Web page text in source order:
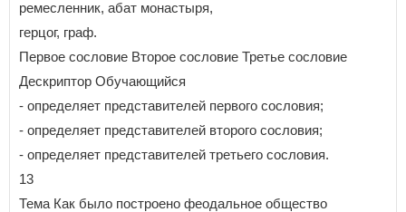
ремесленник, абат монастыря,
герцог, граф.
Первое сословие Второе сословие Третье сословие
Дескриптор Обучающийся
- определяет представителей первого сословия;
- определяет представителей второго сословия;
- определяет представителей третьего сословия.
13
Тема Как было построено феодальное общество